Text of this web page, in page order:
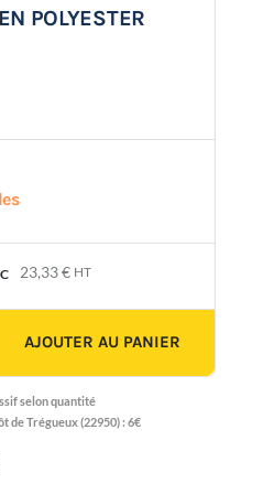
POLYESTER
23,33 € HT
AJOUTER AU PANIER
selon quantité
de Trégueux (22950) : 6€